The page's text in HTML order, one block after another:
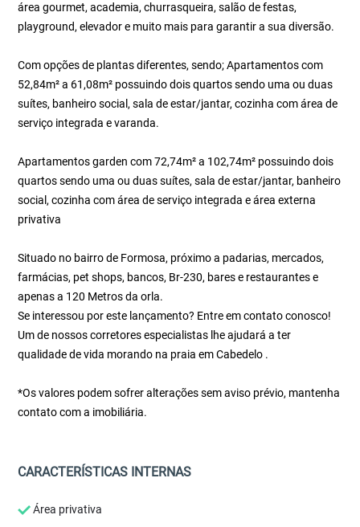
área gourmet, academia, churrasqueira, salão de festas,
playground, elevador e muito mais para garantir a sua diversão.
Com opções de plantas diferentes, sendo; Apartamentos com
52,84m² a 61,08m² possuindo dois quartos sendo uma ou duas
suítes, banheiro social, sala de estar/jantar, cozinha com área de
serviço integrada e varanda.
Apartamentos garden com 72,74m² a 102,74m² possuindo dois
quartos sendo uma ou duas suítes, sala de estar/jantar, banheiro
social, cozinha com área de serviço integrada e área externa
privativa
Situado no bairro de Formosa, próximo a padarias, mercados,
farmácias, pet shops, bancos, Br-230, bares e restaurantes e
apenas a 120 Metros da orla.
Se interessou por este lançamento? Entre em contato conosco!
Um de nossos corretores especialistas lhe ajudará a ter
qualidade de vida morando na praia em Cabedelo .
*Os valores podem sofrer alterações sem aviso prévio, mantenha
contato com a imobiliária.
CARACTERÍSTICAS INTERNAS
Área privativa